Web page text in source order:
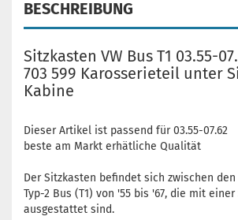
BESCHREIBUNG
Sitzkasten VW Bus T1 03.55-
703 599 Karosserieteil unter
Kabine
Dieser Artikel ist passend für 03.55-07.62
beste am Markt erhätliche Qualität
Der Sitzkasten befindet sich zwischen
Typ-2 Bus (T1) von '55 bis '67, die mit
ausgestattet sind.